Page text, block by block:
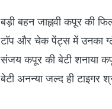
बड़ी बहन जाह्नवी कपूर की
टॉप और चेक पेंट्स में उनका
संजय कपूर की बेटी शनाया
बेटी अनन्या जल्द ही